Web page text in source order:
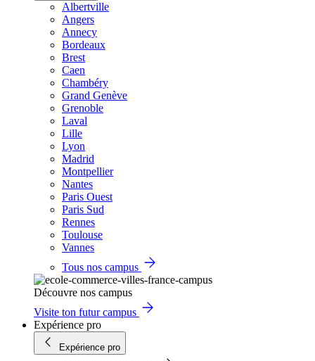
Albertville
Angers
Annecy
Bordeaux
Brest
Caen
Chambéry
Grand Genève
Grenoble
Laval
Lille
Lyon
Madrid
Montpellier
Nantes
Paris Ouest
Paris Sud
Rennes
Toulouse
Vannes
Tous nos campus
Découvre nos campus
Visite ton futur campus
Expérience pro
Expérience pro